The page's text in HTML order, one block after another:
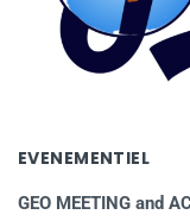
EVENEMENTIEL
GEO MEETING and